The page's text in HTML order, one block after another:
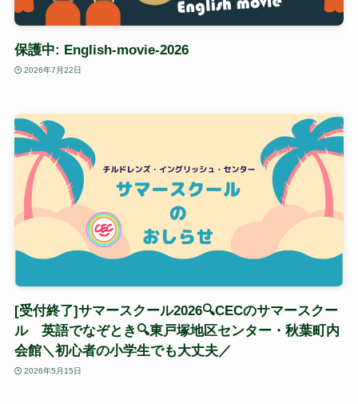
保護中: English-movie-2026
2026年7月22日
[受付終了]サマースクール2026🔍CECのサマースクー
ル 英語でなぞとき🔍東戸塚地区センター・秋葉町内
会館＼初心者の小学生でも大丈夫／
2026年5月15日